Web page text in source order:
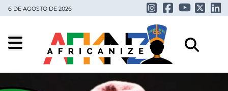
6 DE AGOSTO DE 2026